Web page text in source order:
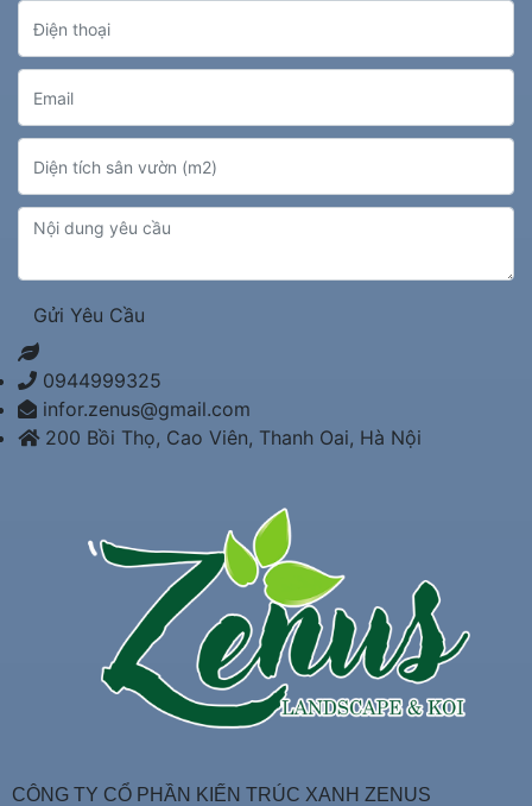
Gửi Yêu Cầu
0944999325
infor.zenus@gmail.com
200 Bồi Thọ, Cao Viên, Thanh Oai, Hà Nội
CÔNG TY CỔ PHẦN KIẾN TRÚC XANH ZENUS